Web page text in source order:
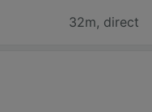
32m, direct